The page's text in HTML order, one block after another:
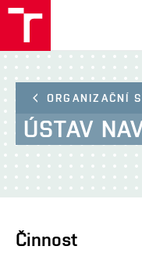
ORGANIZAČNÍ
ÚSTAV
Činnost